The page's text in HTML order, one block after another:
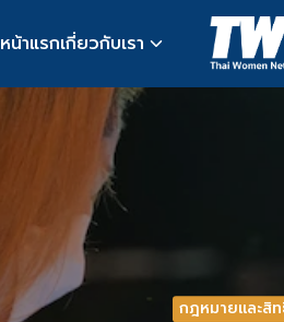
หน้าแรกเกี่ยวกับเรา
Search
กฎหมายและสิ